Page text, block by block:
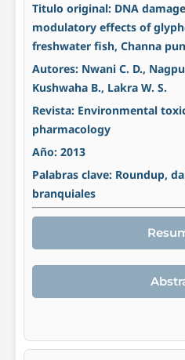
Titulo original: DNA
modulatory effects of
freshwater fish, Channa
Autores: Nwani C. D.,
Kushwaha B., Lakra W. S.
Revista: Environmental
pharmacology
Año: 2013
Palabras clave: Roundup,
branquiales